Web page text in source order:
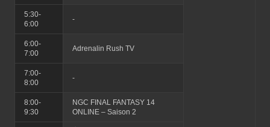
5:30-
6:00
-
6:00-
7:00
Adrenalin Rush TV
7:00-
8:00
-
8:00-
9:30
NGC FINAL FANTASY 14
ONLINE – Saison 2